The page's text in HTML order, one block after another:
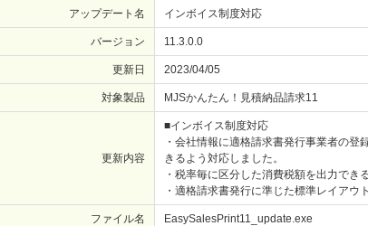
アップデート名 インボイス制度対応
バージョン 11.3.0.0
更新日 2023/04/05
対象製品 MJSかんたん！見積納品請求11
更新内容
■インボイス制度対応
・会社情報に適格請求書発行事業者の登
きるよう対応しました。
・税率毎に区分した消費税額を出力でき
・適格請求書発行に準じた標準レイアウ
ファイル名 EasySalesPrint11_update.exe